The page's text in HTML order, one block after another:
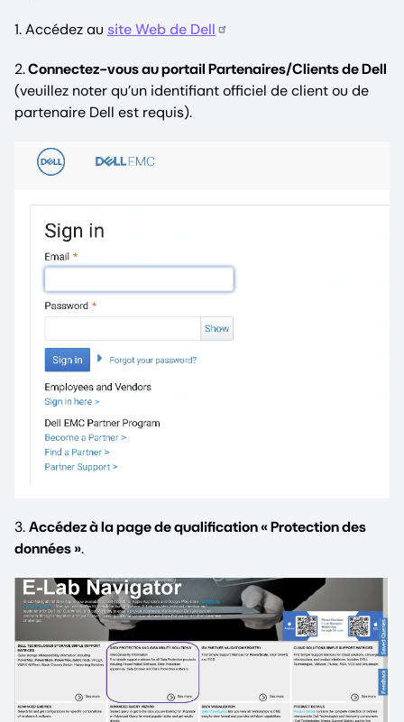
1. Accédez au site Web de Dell
2.Connectez-vous au portail Partenaires/Clients de Dell
(veuillez noter qu’un identifiant officiel de client ou de
partenaire Dell est requis).
3.Accédez à la page de qualification « Protection des
données ».